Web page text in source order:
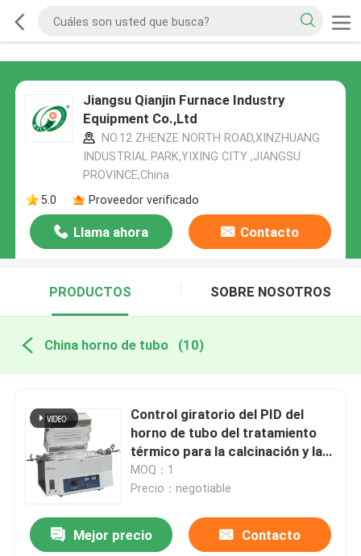
Jiangsu Qianjin Furnace Industry
Equipment Co.,Ltd
NO.12 ZHENZE NORTH ROAD,XINZHUANG
INDUSTRIAL PARK,YIXING CITY ,JIANGSU
PROVINCE,China
5.0
Proveedor verificado
Llama ahora Contacto
PRODUCTOS SOBRE NOSOTROS
China horno de tubo (10)
Control giratorio del PID del
horno de tubo del tratamiento
térmico para la calcinación y la
sequedad del laboratorio
MOQ：1
Precio：negotiable
Mejor precio Contacto